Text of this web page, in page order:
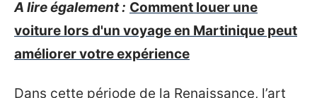
A lire également : Comment louer une
voiture lors d'un voyage en Martinique peut
améliorer votre expérience
Dans cette période de la Renaissance, l’art